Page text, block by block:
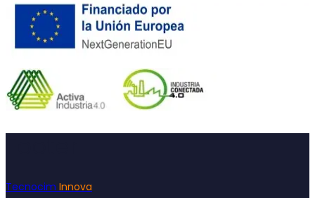
Tecnocim Innova